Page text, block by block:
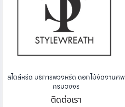
สไตล์หรีด บริการพวงหรีด ดอกไม้จัดงานศพ
ครบวงจร
ติดต่อเรา